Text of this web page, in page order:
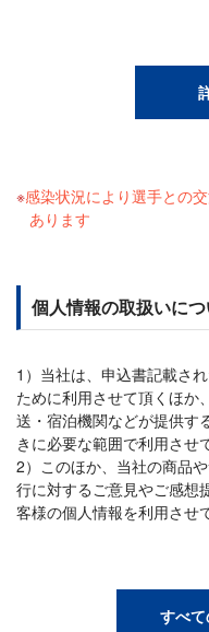
感染状況により選手との
あります
個人情報の取扱いに
1）当社は、申込書記載さ
ために利用させて頂くほか
送・宿泊機関などが提供す
きに必要な範囲で利用させ
2）このほか、当社の商品
行に対するご意見やご感想
客様の個人情報を利用させ
すべ